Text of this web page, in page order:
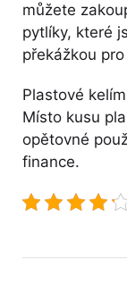
můžete
pytlíky, které
překážkou
Plastové
Místo kusu
opětovné
finance.